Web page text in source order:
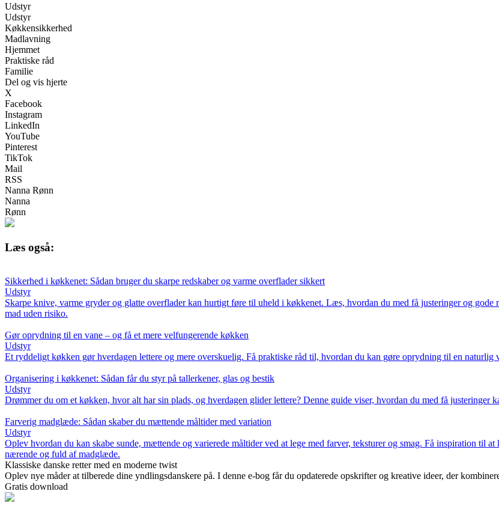
Udstyr
Udstyr
Køkkensikkerhed
Madlavning
Hjemmet
Praktiske råd
Familie
Del og vis hjerte
X
Facebook
Instagram
LinkedIn
YouTube
Pinterest
TikTok
Mail
RSS
Nanna Rønn
Nanna
Rønn
Læs også:
Sikkerhed i køkkenet: Sådan bruger du skarpe redskaber og varme overflader sikkert
Udstyr
Skarpe knive, varme gryder og glatte overflader kan hurtigt føre til uheld i køkkenet. Læs, hvordan du med få justeringer og
mad uden risiko.
Gør oprydning til en vane – og få et mere velfungerende køkken
Udstyr
Et ryddeligt køkken gør hverdagen lettere og mere overskuelig. Få praktiske råd til, hvordan du kan gøre oprydning til en naturlig
Organisering i køkkenet: Sådan får du styr på tallerkener, glas og bestik
Udstyr
Drømmer du om et køkken, hvor alt har sin plads, og hverdagen glider lettere? Denne guide viser, hvordan du med få justeringer
Farverig madglæde: Sådan skaber du mættende måltider med variation
Udstyr
Oplev hvordan du kan skabe sunde, mættende og varierede måltider ved at lege med farver, teksturer og smag. Få inspiration til
nærende og fuld af madglæde.
Klassiske danske retter med en moderne twist
Oplev nye måder at tilberede dine yndlingsdanskere på. I denne e-bog får du opdaterede opskrifter og kreative ideer, der
Gratis download